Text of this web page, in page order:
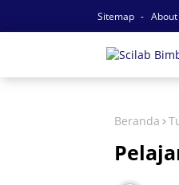
Sitemap About
Beranda